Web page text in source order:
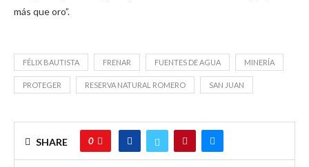
más que oro”.
FÉLIX BAUTISTA FRENAR FUENTES DE AGUA MINERÍA
PROTEGER RESERVA NATURAL ROMERO SAN JUAN
SHARE 0